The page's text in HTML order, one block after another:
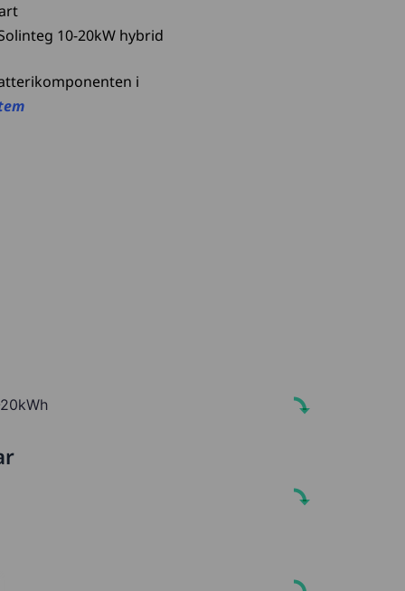
10-20kW hybrid
i